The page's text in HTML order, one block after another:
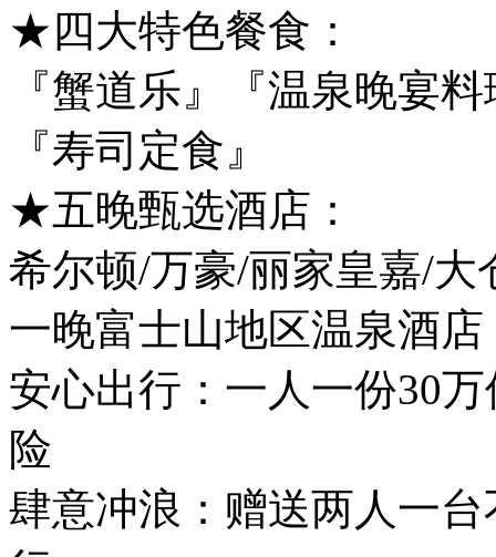
★四大特色餐食：
『蟹道乐』『温泉晚宴
『寿司定食』
★五晚甄选酒店：
希尔顿/万豪/丽家皇嘉/
一晚富士山地区温泉酒店
安心出行：一人一份30
险
肆意冲浪：赠送两人一